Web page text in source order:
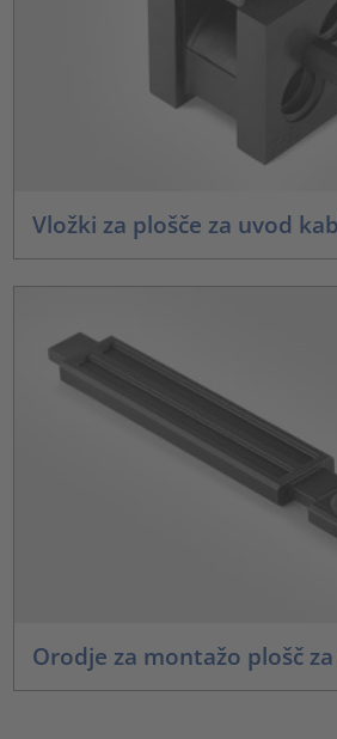
Vložki za plošče za uvod
Orodje za montažo plošč